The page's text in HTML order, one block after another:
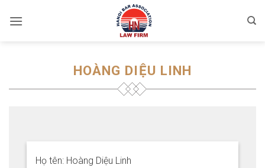
HOÀNG DIỆU LINH
Họ tên: Hoàng Diệu Linh